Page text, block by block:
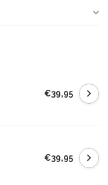
€39,95
€39,95